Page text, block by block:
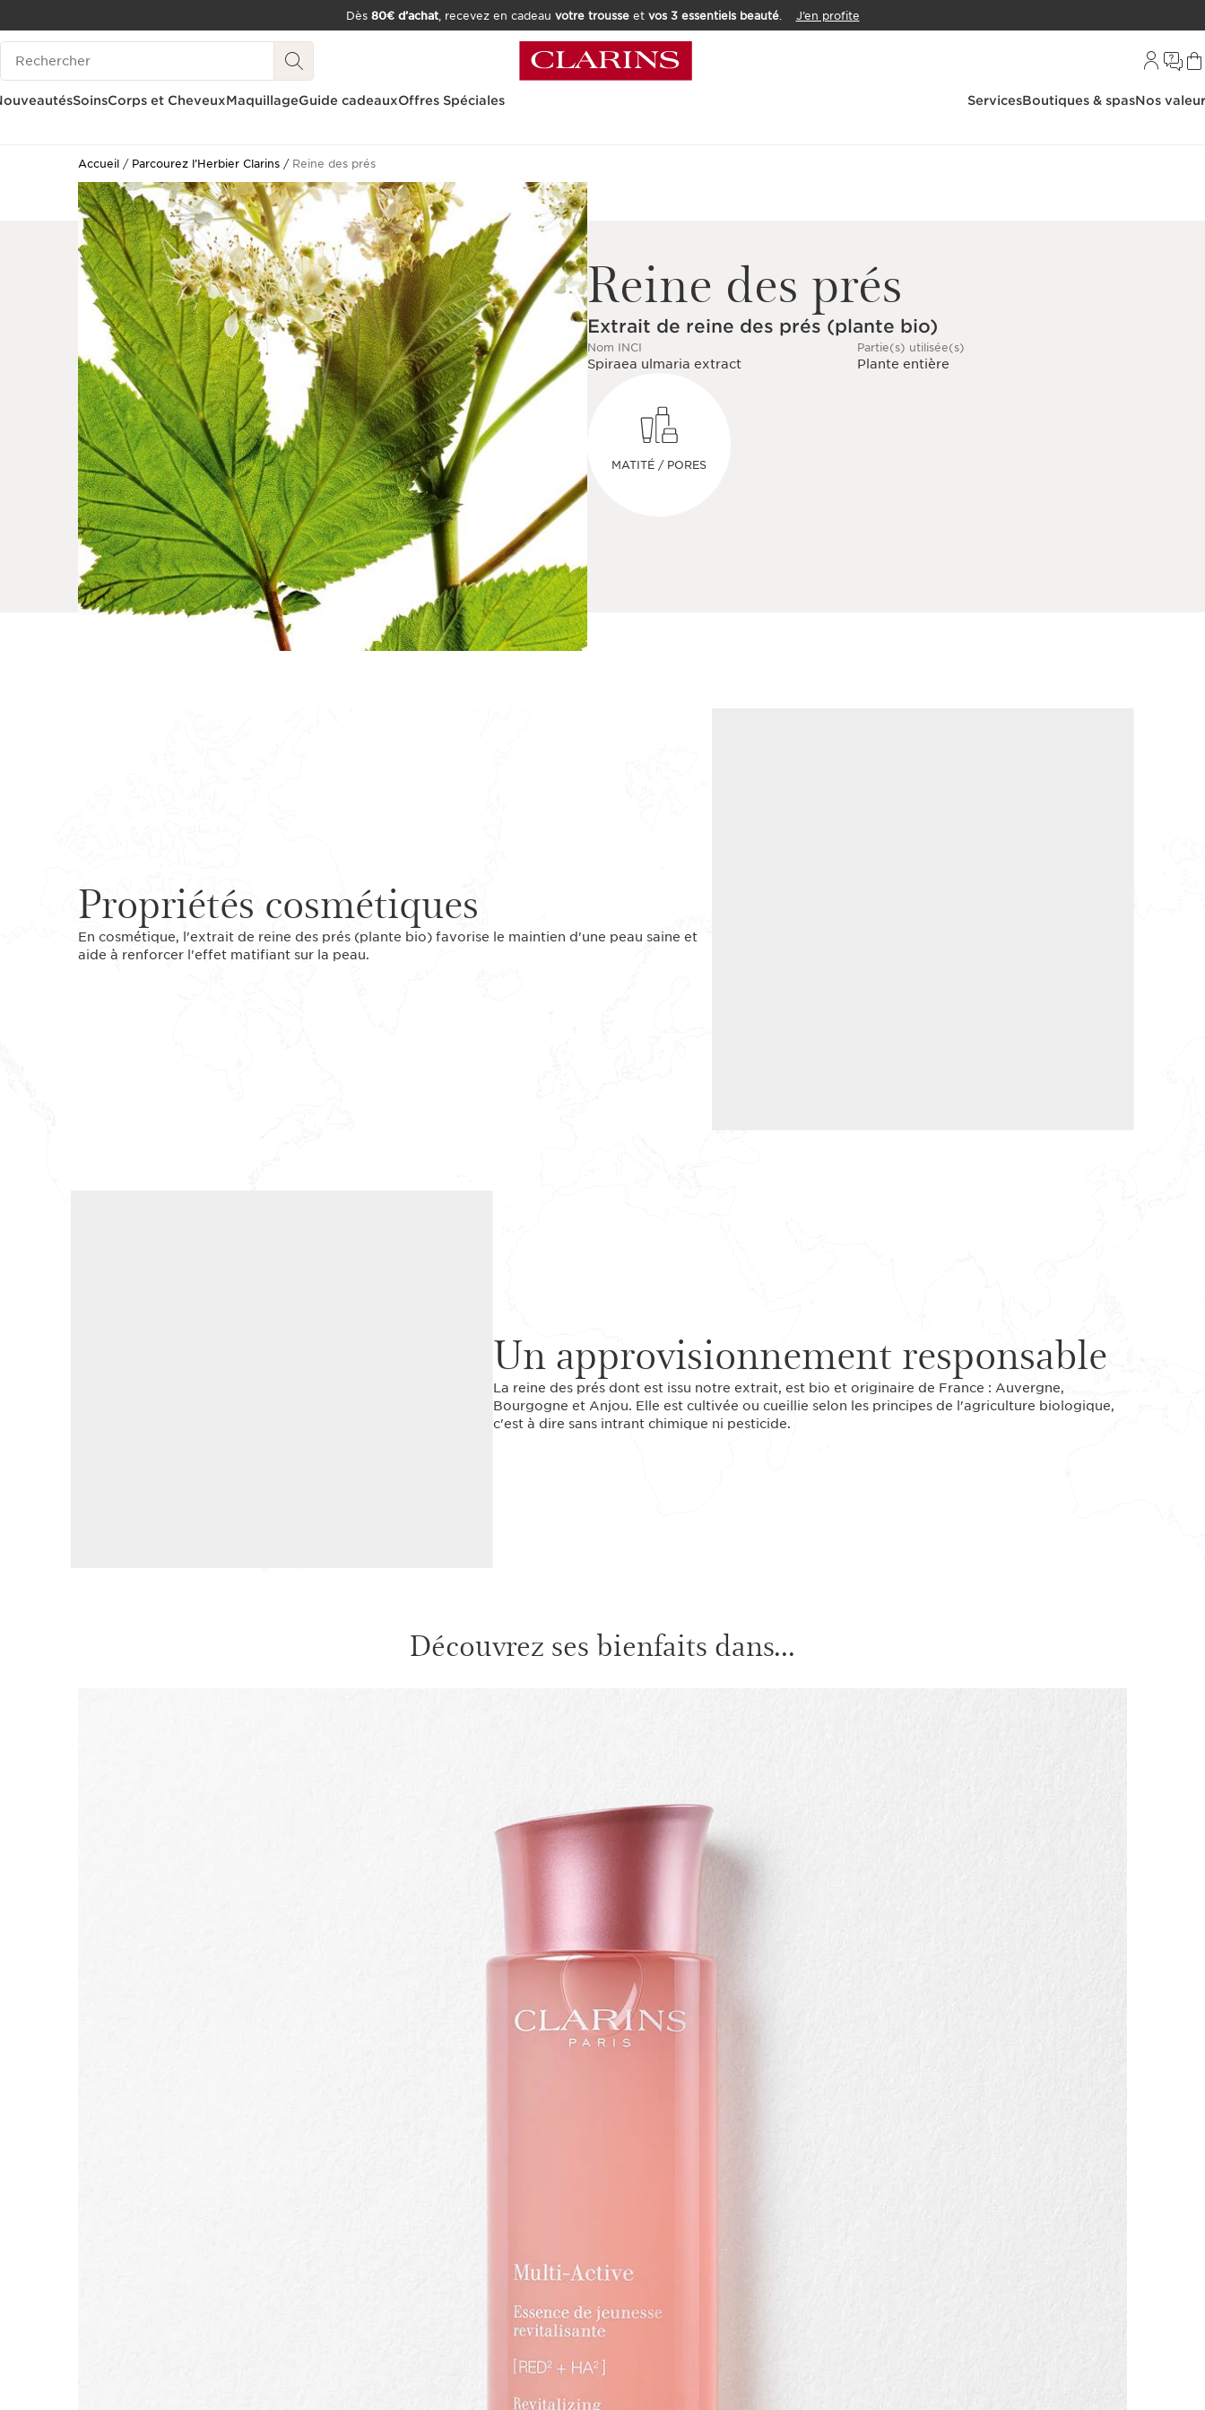
ALLER AU CONTENU
CONSULTER LE PIED DE PAGE
OUTIL D'ACCESSIBILITÉ
Dès 80€ d’achat, recevez en cadeau votre trousseet vos 3 essentiels beauté. J’en profite
Historique des recherches
SoinsCorps et CheveuxMaquillageGuide cadeauxOffres Spéciales ServicesBoutiques & spasNos
Accueil Parcourez l’Herbier Clarins Reine des prés
Reine des prés
Extrait de reine des prés (plante bio)
Nom INCI
Spiraea ulmaria extract
Partie(s) utilisée(s)
Plante entière
MATITÉ / PORES
Propriétés cosmétiques
En cosmétique, l'extrait de reine des prés (plante bio) favorise le maintien d'une peau saine et
aide à renforcer l'effet matifiant sur la peau.
Un approvisionnement responsable
La reine des prés dont est issu notre extrait, est bio et originaire de France : Auvergne,
Bourgogne et Anjou. Elle est cultivée ou cueillie selon les principes de l'agriculture biologique,
c'est à dire sans intrant chimique ni pesticide.
Découvrez ses bienfaits dans...